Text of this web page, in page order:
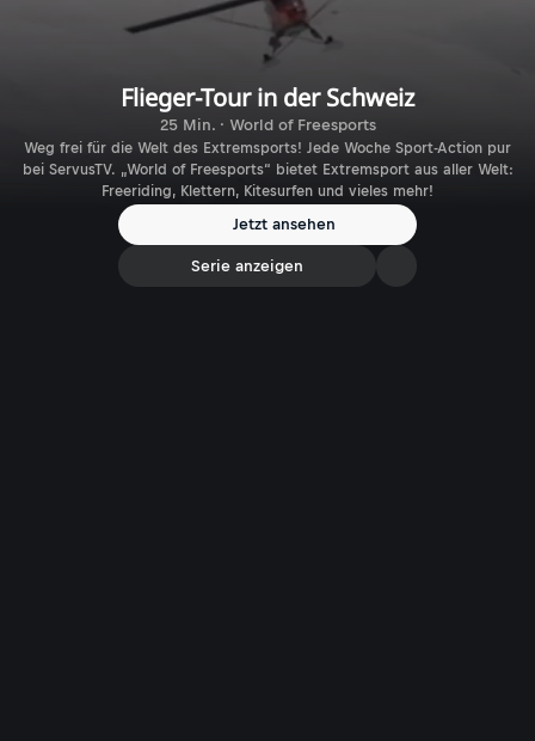
Flieger-Tour in der Schweiz
25 Min. · World of Freesports
Weg frei für die Welt des Extremsports! Jede Woche Sport-Action pur
bei ServusTV. „World of Freesports“ bietet Extremsport aus aller Welt:
Freeriding, Klettern, Kitesurfen und vieles mehr!
Jetzt ansehen
Serie anzeigen